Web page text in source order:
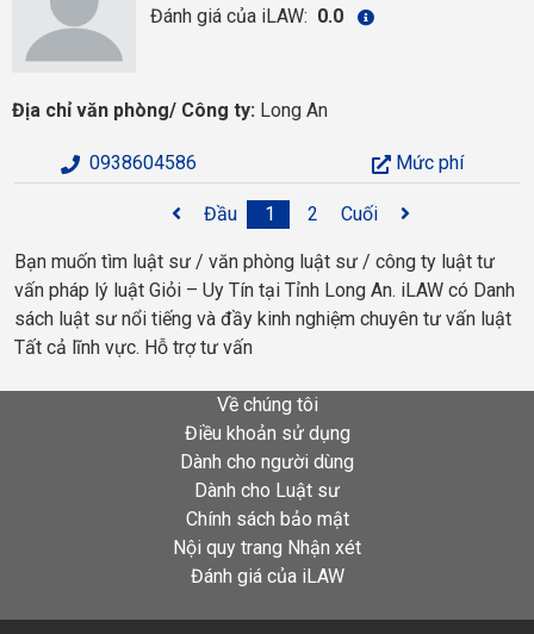
Đánh giá của iLAW: 0.0
Địa chỉ văn phòng/ Công ty: Long An
0938604586 Mức phí
Đầu 1 2 Cuối
Bạn muốn tìm luật sư / văn phòng luật sư / công ty luật tư
vấn pháp lý luật Giỏi – Uy Tín tại Tỉnh Long An. iLAW có Danh
sách luật sư nổi tiếng và đầy kinh nghiệm chuyên tư vấn luật
Tất cả lĩnh vực. Hỗ trợ tư vấn
Về chúng tôi
Điều khoản sử dụng
Dành cho người dùng
Dành cho Luật sư
Chính sách bảo mật
Nội quy trang Nhận xét
Đánh giá của iLAW